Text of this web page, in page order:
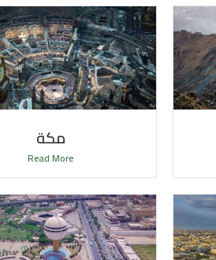
مكة
Read More